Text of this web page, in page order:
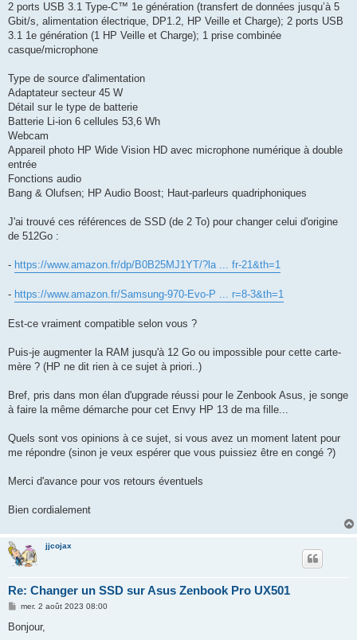
2 ports USB 3.1 Type-C™ 1e génération (transfert de données jusqu’à 5
Gbit/s, alimentation électrique, DP1.2, HP Veille et Charge); 2 ports USB
3.1 1e génération (1 HP Veille et Charge); 1 prise combinée
casque/microphone
Type de source d'alimentation
Adaptateur secteur 45 W
Détail sur le type de batterie
Batterie Li-ion 6 cellules 53,6 Wh
Webcam
Appareil photo HP Wide Vision HD avec microphone numérique à double
entrée
Fonctions audio
Bang & Olufsen; HP Audio Boost; Haut-parleurs quadriphoniques
J'ai trouvé ces références de SSD (de 2 To) pour changer celui d'origine
de 512Go :
- https://www.amazon.fr/dp/B0B25MJ1YT/?la ... fr-21&th=1
- https://www.amazon.fr/Samsung-970-Evo-P ... r=8-3&th=1
Est-ce vraiment compatible selon vous ?
Puis-je augmenter la RAM jusqu'à 12 Go ou impossible pour cette carte-
mère ? (HP ne dit rien à ce sujet à priori..)
Bref, pris dans mon élan d'upgrade réussi pour le Zenbook Asus, je songe
à faire la même démarche pour cet Envy HP 13 de ma fille...
Quels sont vos opinions à ce sujet, si vous avez un moment latent pour
me répondre (sinon je veux espérer que vous puissiez être en congé ?)
Merci d'avance pour vos retours éventuels
Bien cordialement
jjcojax
Re: Changer un SSD sur Asus Zenbook Pro UX501
M
s
mer. 2 août 2023 08:00
Bonjour,